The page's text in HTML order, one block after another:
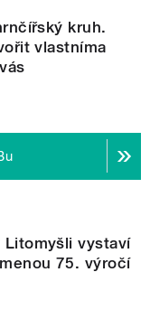
kruh.
vlastníma
Litomyšli vystaví
75. výročí